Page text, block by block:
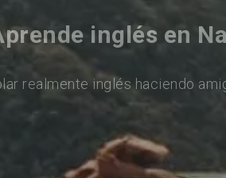
inglés en
realmente inglés haciendo